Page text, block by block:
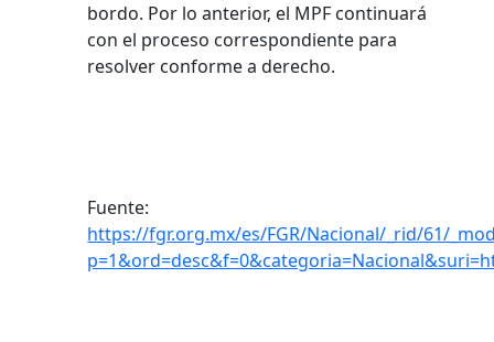
bordo. Por lo anterior, el MPF continuará
con el proceso correspondiente para
resolver conforme a derecho.
Fuente:
https://fgr.org.mx/es/FGR/Nacional/_rid/61/